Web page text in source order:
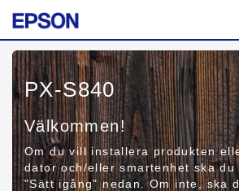
PX-S840
Välkommen!
Om du vill installera produkten
dator och/eller smartenhet ska du
"Sätt igång" nedan. Om inte, ska